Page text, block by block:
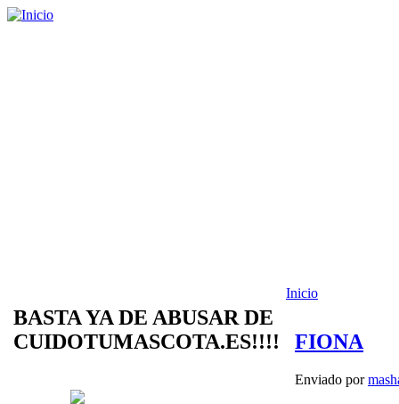
BASTA YA DE ABUSAR DE
CUIDOTUMASCOTA.ES!!!!
Inicio
FIONA
Enviado por